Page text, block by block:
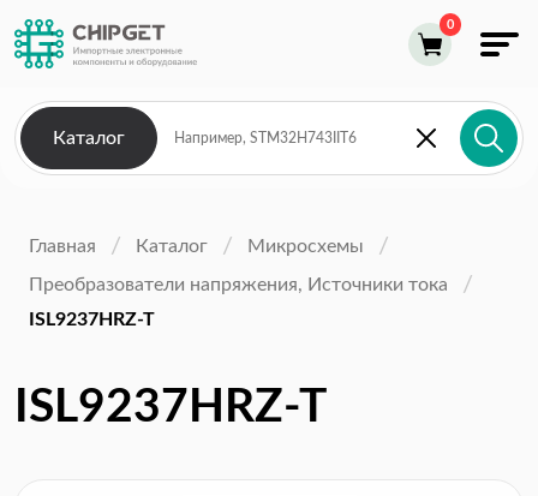
Каталог
Главная Каталог
Микросхемы
Преобразователи напряжения, Источники тока
ISL9237HRZ-T
ISL9237HRZ-T